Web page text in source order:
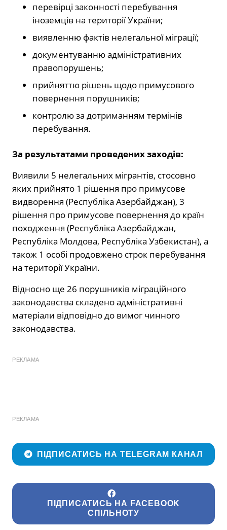
перевірці законності перебування
іноземців на території України;
виявленню фактів нелегальної міграції;
документуванню адміністративних
правопорушень;
прийняттю рішень щодо примусового
повернення порушників;
контролю за дотриманням термінів
перебування.
За результатами проведених заходів:
Виявили 5 нелегальних мігрантів, стосовно
яких прийнято 1 рішення про примусове
видворення (Республіка Азербайджан), 3
рішення про примусове повернення до країн
походження (Республіка Азербайджан,
Республіка Молдова, Республіка Узбекистан), а
також 1 особі продовжено строк перебування
на території України.
Відносно ще 26 порушників міграційного
законодавства складено адміністративні
матеріали відповідно до вимог чинного
законодавства.
РЕКЛАМА
РЕКЛАМА
ПІДПИСАТИСЬ НА TELEGRAM КАНАЛ
ПІДПИСАТИСЬ НА FACEBOOK
СПІЛЬНОТУ